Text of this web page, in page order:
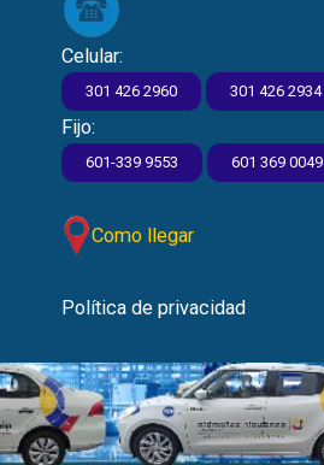
Celular:
301 426 2960 301 426 2934
Fijo:
601-339 9553 601 369 0049
Como llegar
Política de privacidad